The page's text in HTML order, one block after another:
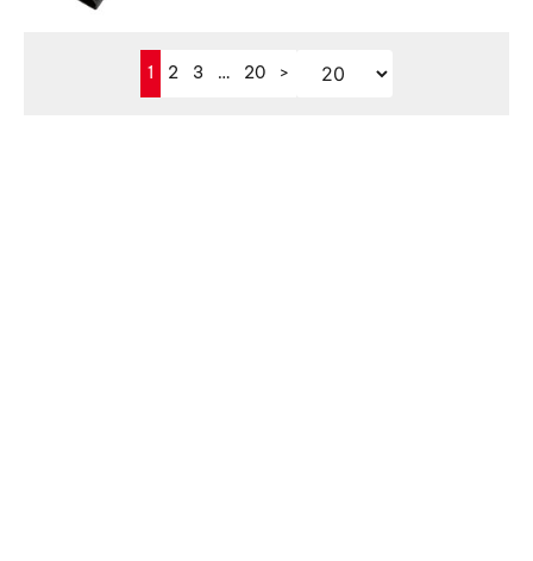
1 2 3 … 20 >